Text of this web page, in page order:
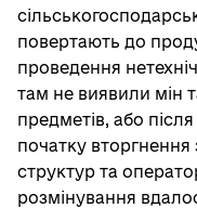
повертають до
проведення
там не виявили мін
предметів, або
початку вторгнення
структур та
розмінування